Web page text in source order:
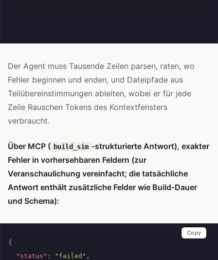
Der Agent muss Tausende Zeilen parsen, raten, wo
Fehler beginnen und enden, und Dateipfade aus
Teilübereinstimmungen ableiten, wobei er für jede
Zeile Rauschen Tokens des Kontextfensters
verbraucht.
Über MCP ( build_sim -strukturierte Antwort), exakter
Fehler in vorhersehbaren Feldern (zur
Veranschaulichung vereinfacht; die tatsächliche
Antwort enthält zusätzliche Felder wie Build-Dauer
und Schema):
{
"status" : "failed" ,
Copy